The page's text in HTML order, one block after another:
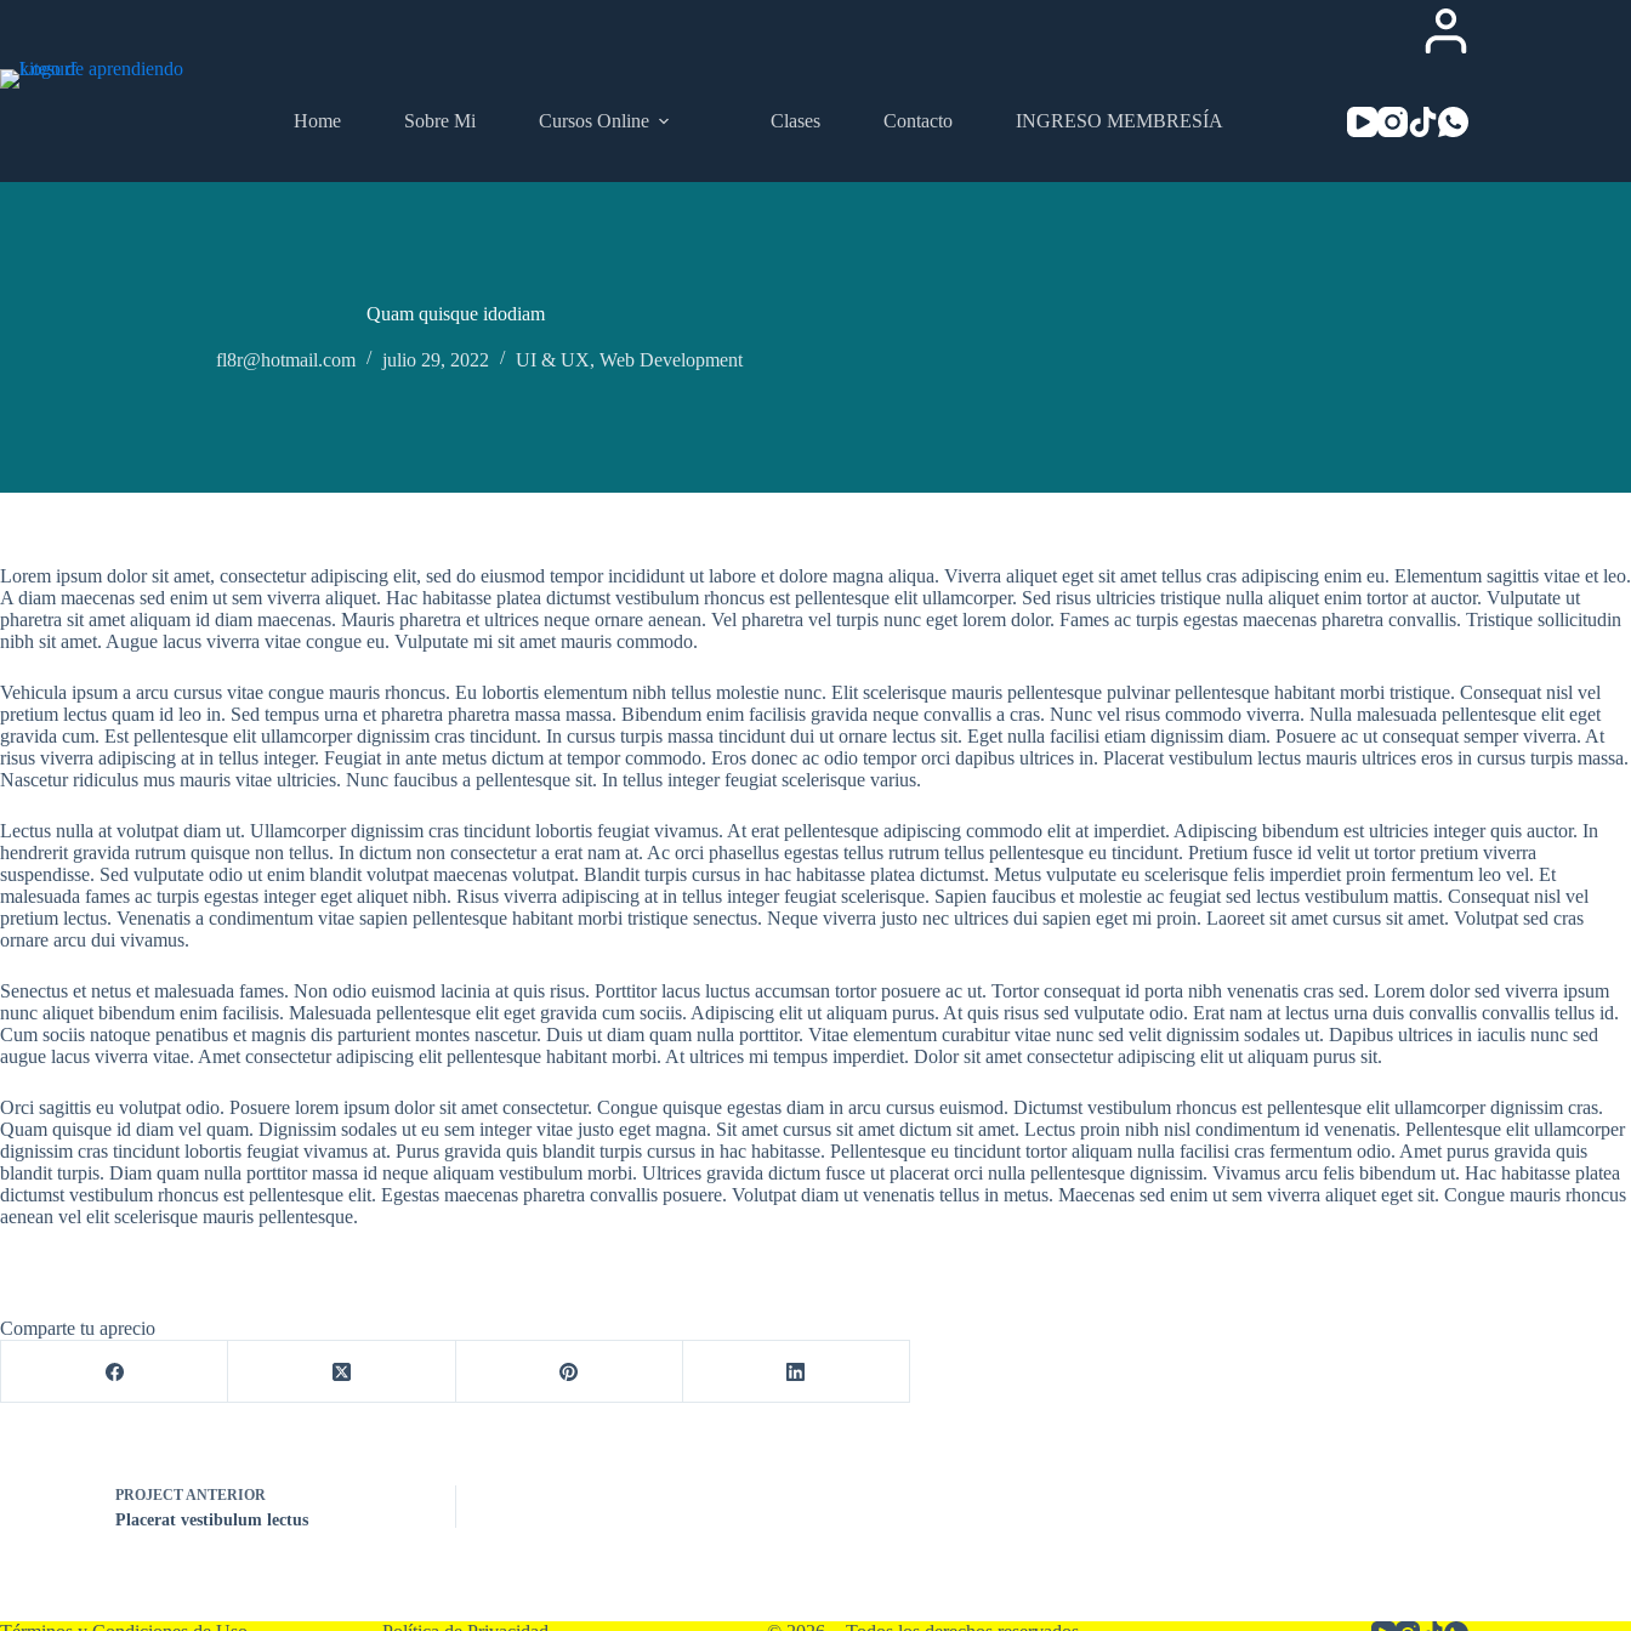
Home Sobre Mi Cursos Online Clases Contacto INGRESO MEMBRESÍA
Quam quisque idodiam
fl8r@hotmail.com julio 29, 2022 UI & UX, Web Development
Lorem ipsum dolor sit amet, consectetur adipiscing elit, sed do eiusmod tempor incididunt ut labore et dolore magna aliqua. Viverra aliquet eget sit amet tellus cras adipiscing enim eu. Elementum sagittis vitae et leo.
A diam maecenas sed enim ut sem viverra aliquet. Hac habitasse platea dictumst vestibulum rhoncus est pellentesque elit ullamcorper. Sed risus ultricies tristique nulla aliquet enim tortor at auctor. Vulputate ut
pharetra sit amet aliquam id diam maecenas. Mauris pharetra et ultrices neque ornare aenean. Vel pharetra vel turpis nunc eget lorem dolor. Fames ac turpis egestas maecenas pharetra convallis. Tristique sollicitudin
nibh sit amet. Augue lacus viverra vitae congue eu. Vulputate mi sit amet mauris commodo.
Vehicula ipsum a arcu cursus vitae congue mauris rhoncus. Eu lobortis elementum nibh tellus molestie nunc. Elit scelerisque mauris pellentesque pulvinar pellentesque habitant morbi tristique. Consequat nisl vel
pretium lectus quam id leo in. Sed tempus urna et pharetra pharetra massa massa. Bibendum enim facilisis gravida neque convallis a cras. Nunc vel risus commodo viverra. Nulla malesuada pellentesque elit eget
gravida cum. Est pellentesque elit ullamcorper dignissim cras tincidunt. In cursus turpis massa tincidunt dui ut ornare lectus sit. Eget nulla facilisi etiam dignissim diam. Posuere ac ut consequat semper viverra. At
risus viverra adipiscing at in tellus integer. Feugiat in ante metus dictum at tempor commodo. Eros donec ac odio tempor orci dapibus ultrices in. Placerat vestibulum lectus mauris ultrices eros in cursus turpis massa.
Nascetur ridiculus mus mauris vitae ultricies. Nunc faucibus a pellentesque sit. In tellus integer feugiat scelerisque varius.
Lectus nulla at volutpat diam ut. Ullamcorper dignissim cras tincidunt lobortis feugiat vivamus. At erat pellentesque adipiscing commodo elit at imperdiet. Adipiscing bibendum est ultricies integer quis auctor. In
hendrerit gravida rutrum quisque non tellus. In dictum non consectetur a erat nam at. Ac orci phasellus egestas tellus rutrum tellus pellentesque eu tincidunt. Pretium fusce id velit ut tortor pretium viverra
suspendisse. Sed vulputate odio ut enim blandit volutpat maecenas volutpat. Blandit turpis cursus in hac habitasse platea dictumst. Metus vulputate eu scelerisque felis imperdiet proin fermentum leo vel. Et
malesuada fames ac turpis egestas integer eget aliquet nibh. Risus viverra adipiscing at in tellus integer feugiat scelerisque. Sapien faucibus et molestie ac feugiat sed lectus vestibulum mattis. Consequat nisl vel
pretium lectus. Venenatis a condimentum vitae sapien pellentesque habitant morbi tristique senectus. Neque viverra justo nec ultrices dui sapien eget mi proin. Laoreet sit amet cursus sit amet. Volutpat sed cras
ornare arcu dui vivamus.
Senectus et netus et malesuada fames. Non odio euismod lacinia at quis risus. Porttitor lacus luctus accumsan tortor posuere ac ut. Tortor consequat id porta nibh venenatis cras sed. Lorem dolor sed viverra ipsum
nunc aliquet bibendum enim facilisis. Malesuada pellentesque elit eget gravida cum sociis. Adipiscing elit ut aliquam purus. At quis risus sed vulputate odio. Erat nam at lectus urna duis convallis convallis tellus id.
Cum sociis natoque penatibus et magnis dis parturient montes nascetur. Duis ut diam quam nulla porttitor. Vitae elementum curabitur vitae nunc sed velit dignissim sodales ut. Dapibus ultrices in iaculis nunc sed
augue lacus viverra vitae. Amet consectetur adipiscing elit pellentesque habitant morbi. At ultrices mi tempus imperdiet. Dolor sit amet consectetur adipiscing elit ut aliquam purus sit.
Orci sagittis eu volutpat odio. Posuere lorem ipsum dolor sit amet consectetur. Congue quisque egestas diam in arcu cursus euismod. Dictumst vestibulum rhoncus est pellentesque elit ullamcorper dignissim cras.
Quam quisque id diam vel quam. Dignissim sodales ut eu sem integer vitae justo eget magna. Sit amet cursus sit amet dictum sit amet. Lectus proin nibh nisl condimentum id venenatis. Pellentesque elit ullamcorper
dignissim cras tincidunt lobortis feugiat vivamus at. Purus gravida quis blandit turpis cursus in hac habitasse. Pellentesque eu tincidunt tortor aliquam nulla facilisi cras fermentum odio. Amet purus gravida quis
blandit turpis. Diam quam nulla porttitor massa id neque aliquam vestibulum morbi. Ultrices gravida dictum fusce ut placerat orci nulla pellentesque dignissim. Vivamus arcu felis bibendum ut. Hac habitasse platea
dictumst vestibulum rhoncus est pellentesque elit. Egestas maecenas pharetra convallis posuere. Volutpat diam ut venenatis tellus in metus. Maecenas sed enim ut sem viverra aliquet eget sit. Congue mauris rhoncus
aenean vel elit scelerisque mauris pellentesque.
Comparte tu aprecio
PROJECT ANTERIOR
Placerat vestibulum lectus